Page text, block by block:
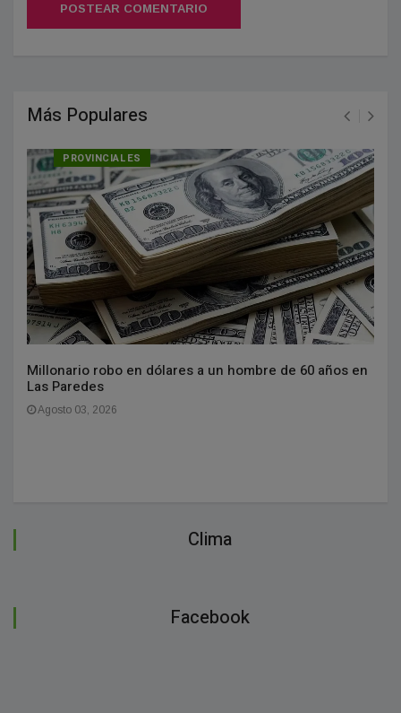
POSTEAR COMENTARIO
Más Populares
PROVINCIALES
Millonario robo en dólares a un hombre de 60 años en
Las Paredes
Agosto 03, 2026
Clima
Facebook